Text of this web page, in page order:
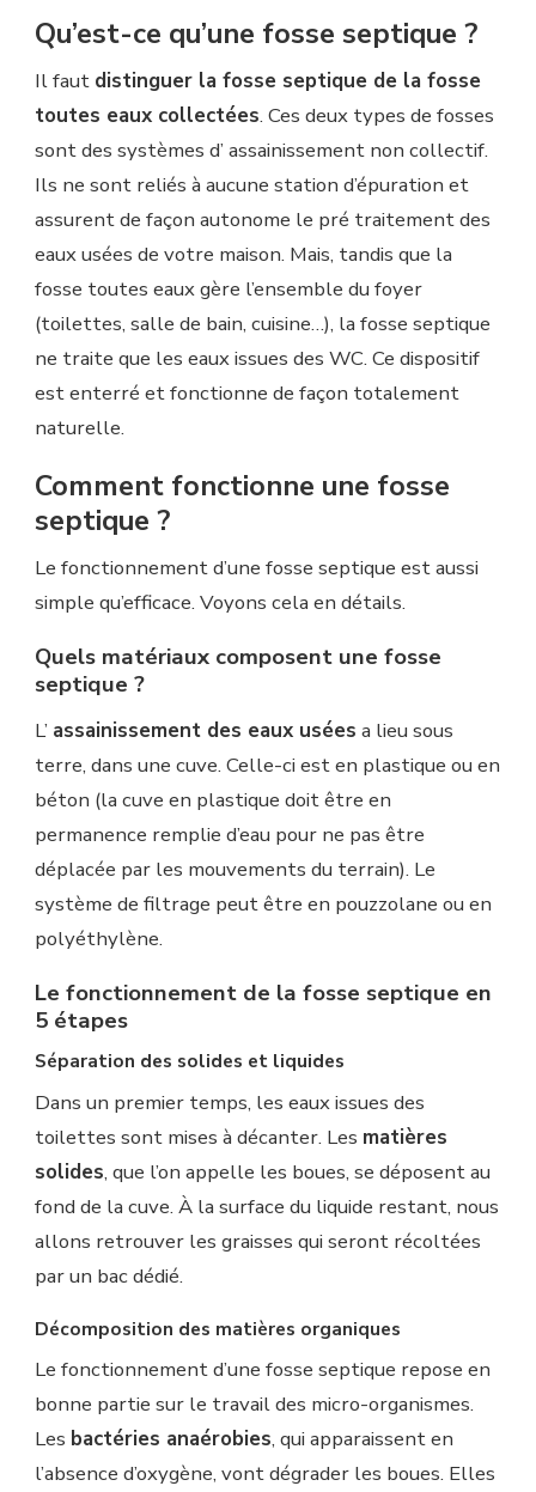
Qu’est-ce qu’une fosse septique ?
Il faut distinguer la fosse septique de la fosse
toutes eaux collectées. Ces deux types de fosses
sont des systèmes d’ assainissement non collectif.
Ils ne sont reliés à aucune station d’épuration et
assurent de façon autonome le pré traitement des
eaux usées de votre maison. Mais, tandis que la
fosse toutes eaux gère l’ensemble du foyer
(toilettes, salle de bain, cuisine…), la fosse septique
ne traite que les eaux issues des WC. Ce dispositif
est enterré et fonctionne de façon totalement
naturelle.
Comment fonctionne une fosse
septique ?
Le fonctionnement d’une fosse septique est aussi
simple qu’efficace. Voyons cela en détails.
Quels matériaux composent une fosse
septique ?
L’ assainissement des eaux usées a lieu sous
terre, dans une cuve. Celle-ci est en plastique ou en
béton (la cuve en plastique doit être en
permanence remplie d’eau pour ne pas être
déplacée par les mouvements du terrain). Le
système de filtrage peut être en pouzzolane ou en
polyéthylène.
Le fonctionnement de la fosse septique en
5 étapes
Séparation des solides et liquides
Dans un premier temps, les eaux issues des
toilettes sont mises à décanter. Les matières
solides, que l’on appelle les boues, se déposent au
fond de la cuve. À la surface du liquide restant, nous
allons retrouver les graisses qui seront récoltées
par un bac dédié.
Décomposition des matières organiques
Le fonctionnement d’une fosse septique repose en
bonne partie sur le travail des micro-organismes.
Les bactéries anaérobies, qui apparaissent en
l’absence d’oxygène, vont dégrader les boues. Elles